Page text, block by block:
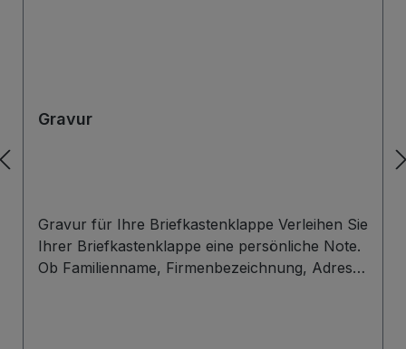
Gravur
Gravur für Ihre Briefkastenklappe Verleihen Sie
Ihrer Briefkastenklappe eine persönliche Note.
Ob Familienname, Firmenbezeichnung, Adresse